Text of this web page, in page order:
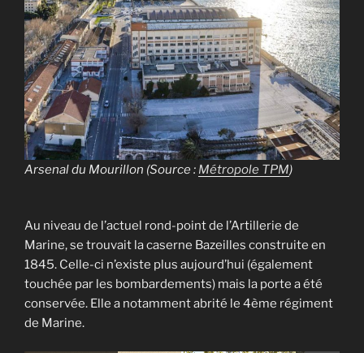
Arsenal du Mourillon (Source : Métropole TPM)
Au niveau de l’actuel rond-point de l’Artillerie de
Marine, se trouvait la caserne Bazeilles construite en
1845. Celle-ci n’existe plus aujourd’hui (également
touchée par les bombardements) mais la porte a été
conservée. Elle a notamment abrité le 4ème régiment
de Marine.